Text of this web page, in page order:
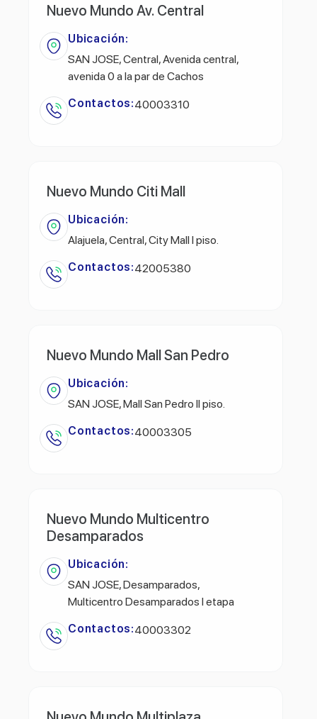
Nuevo Mundo Av. Central
Ubicación:
SAN JOSE, Central, Avenida central,
avenida 0 a la par de Cachos
Contactos:40003310
Nuevo Mundo Citi Mall
Ubicación:
Alajuela, Central, City Mall l piso.
Contactos:42005380
Nuevo Mundo Mall San Pedro
Ubicación:
SAN JOSE, Mall San Pedro ll piso.
Contactos:40003305
Nuevo Mundo Multicentro
Desamparados
Ubicación:
SAN JOSE, Desamparados,
Multicentro Desamparados l etapa
Contactos:40003302